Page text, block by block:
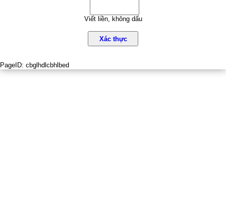
Viết liền, không dấu
Xác thực
PageID: cbglhdlcbhlbed